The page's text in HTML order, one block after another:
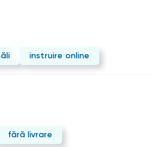
instruire online
fără livrare